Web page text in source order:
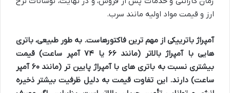
ارز و قیمت مواد اولیه مانند سرب.
آمپراژ باترییکی از مهم ترین فاکتورهاست. به طور طبیعی، باتری
هایی با آمپراژ بالاتر (مانند ۶۶ یا ۷۴ آمپر ساعت) قیمت
بیشتری نسبت به باتری های با آمپراژ پایین تر (مانند ۶۰ آمپر
ساعت) دارند. این تفاوت قیمت به دلیل ظرفیت بیشتر ذخیره